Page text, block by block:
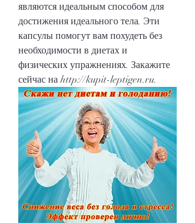
являются идеальным способом для
достижения идеального тела. Эти
капсулы помогут вам похудеть без
необходимости в диетах и
физических упражнениях. Закажите
сейчас на http://kupit-leptigen.ru.